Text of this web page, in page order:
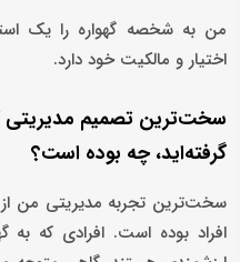
من به شخصه گهواره را یک
اختیار و مالکیت خود دارد.
سخت‌ترین تصمیم مدیریتی
گرفته‌اید، چه بوده است؟
سخت‌ترین تجربه مدیریتی من از
افراد بوده است. افرادی که به